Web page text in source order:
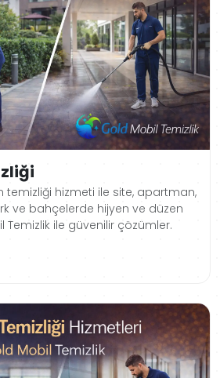
temizliği hizmeti ile site, apartman,
ve bahçelerde hijyen ve düzen
Temizlik ile güvenilir çözümler.